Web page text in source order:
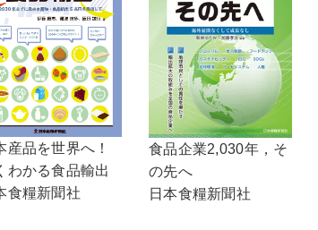
産品を世界へ！
わかる食品輸出
食糧新聞社
食品企業2,030年，そ
の先へ
日本食糧新聞社